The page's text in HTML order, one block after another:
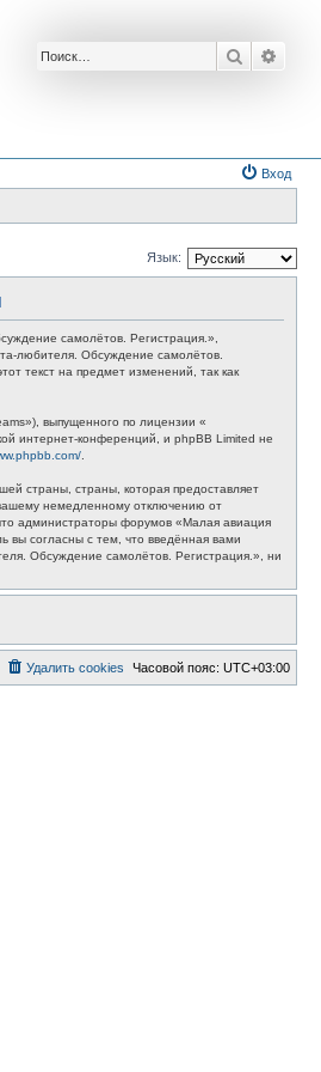
Поиск
Вход
Язык:
самолётов. Регистрация.»,
любителя. Обсуждение самолётов.
текст на предмет изменений, так как
выпущенного по лицензии «
интернет-конференций, и phpBB Limited не
страны, страны, которая предоставляет
немедленному отключению от
администраторы форумов «Малая авиация
вы согласны с тем, что введённая вами
Обсуждение самолётов. Регистрация.», ни
Часовой пояс: UTC+03:00
Удалить cookies